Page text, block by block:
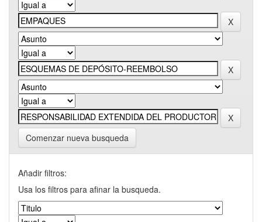
Comenzar nueva busqueda
Añadir filtros:
Usa los filtros para afinar la busqueda.